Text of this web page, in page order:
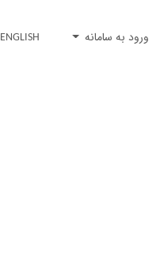
ورود به سامانه ENGLISH